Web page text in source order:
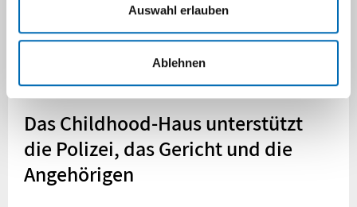
Auswahl erlauben
Ablehnen
Deshalb kommen manchmal auch Richter und die
Polizei ins Childhood-Haus.
Das Childhood-Haus unterstützt
die Polizei, das Gericht und die
Angehörigen